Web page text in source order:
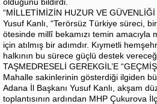
“MİLLETİMİZİN HUZUR VE GÜVENLİĞİ
Yusuf Kanlı, “Terörsüz Türkiye süreci,
ötesinde millî bekamızı temin
için atılmış bir adımdır. Kıymetli
halkının bu sürece güçlü destek
TAŞMEDRESELİ GEREKGİL’E
Mahalle sakinlerinin gösterdiği ilgiden
Adana İl Başkanı Yusuf Kanlı, akşam
toplantısının ardından MHP Çukurova